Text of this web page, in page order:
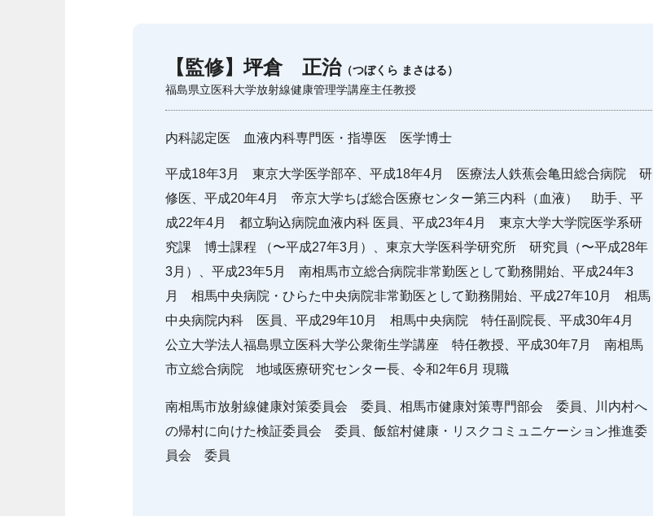
【監修】坪倉 正治（つぼくら まさはる）
福島県立医科大学放射線健康管理学講座主任教授
内科認定医 血液内科専門医・指導医 医学博士
平成18年3月 東京大学医学部卒、平成18年4月 医療法人鉄蕉会亀田総合病院 研
修医、平成20年4月 帝京大学ちば総合医療センター第三内科（血液） 助手、平
成22年4月 都立駒込病院血液内科 医員、平成23年4月 東京大学大学院医学系研
究課 博士課程 （〜平成27年3月）、東京大学医科学研究所 研究員（〜平成28年
3月）、平成23年5月 南相馬市立総合病院非常勤医として勤務開始、平成24年3
月 相馬中央病院・ひらた中央病院非常勤医として勤務開始、平成27年10月 相馬
中央病院内科 医員、平成29年10月 相馬中央病院 特任副院長、平成30年4月
公立大学法人福島県立医科大学公衆衛生学講座 特任教授、平成30年7月 南相馬
市立総合病院 地域医療研究センター長、令和2年6月 現職
南相馬市放射線健康対策委員会 委員、相馬市健康対策専門部会 委員、川内村へ
の帰村に向けた検証委員会 委員、飯舘村健康・リスクコミュニケーション推進委
員会 委員